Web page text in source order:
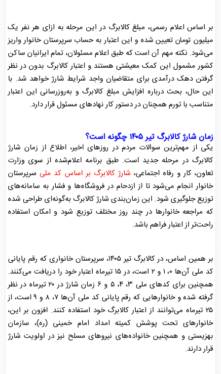
بر اساس اعلام رسمی، مبلغکالابرگ در این مرحله به ازای هر نفر یک
میلیون تومان تعیین شده و این اعتبار به حساب سرپرستان خانوار واریز
می‌شود. نکته مهم آن است که طبق اعلام مسئولان، تمام ایرانیان ساکن
کشور مشمول این کمک معیشتی هستند و اعتبارکالابرگ بدون در نظر
گرفتن دهک درآمدی برای متقاضیان واجد شرایط شارژ خواهد شد. با
این حال، بحث درباره افزایش مبلغ کالابرگ و به‌روزرسانی این اعتبار
متناسب با تورم همچنان در دستور کار نهادهای مسئول قرار دارد.
زمان شارژکالابرگ تیر ۱۴۰۵ چگونه است؟
یکی از مهم‌ترین سوالات مردم در روزهای اخیر، اطلاع از زمان شارژ
کالابرگ در مرحله جدید است. طبق برنامه‌ اعلام‌شده از سوی وزارت
تعاون، کار و رفاه اجتماعی، شارژ کالابرگ بر اساس کد ملی سرپرستان
خانوار انجام می‌شود تا از ازدحام در فروشگاه‌ها و فشار به سامانه‌های
توزیع جلوگیری شود. این زمان‌بندی شارژ کالابرگ به‌گونه‌ای طراحی شده
که مراجعه خانوارها در چند روز مختلف توزیع شود و امکان استفاده
راحت‌تر از اعتبار فراهم باشد.
بر همین اساس، درکالابرگ تیر ۱۴۰۵
، سرپرستان خانواری که رقم پایانی
کد ملی آن‌ها ۰، ۱ و ۲ است، در ۱۵ تیرماه اعتبار خود را دریافت می‌کنند.
همچنین برای کدهای ملی ۳، ۴، ۵ و ۶ زمان شارژ در ۲۰ تیرماه در نظر
گرفته شده و خانوارهایی که رقم پایانی کد ملی آن‌ها ۷، ۸ و ۹ است، از
۲۵ تیرماه می‌توانند از اعتبار
کالابرگ خود استفاده کنند. افزون بر این،
خانوارهای تحت پوشش کمیته امداد امام خمینی (ره)، سازمان
بهزیستی و همچنین خانواده‌های نیروهای مسلح نیز در اولویت شارژ
قرار دارند.